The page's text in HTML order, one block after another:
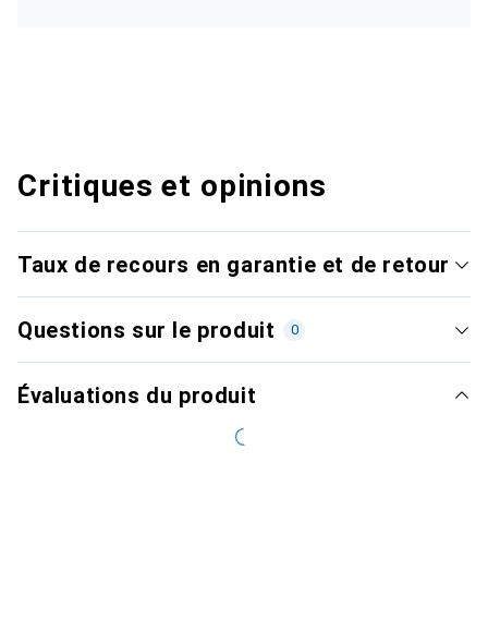
Critiques et opinions
Taux de recours en garantie et de retour
Questions sur le produit 0
Évaluations du produit